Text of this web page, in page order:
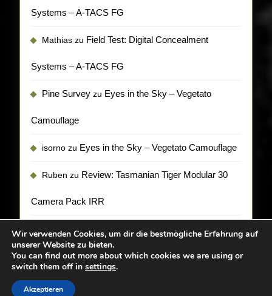
Systems – A-TACS FG
Mathias zu Field Test: Digital Concealment
Systems – A-TACS FG
Pine Survey zu Eyes in the Sky – Vegetato
Camouflage
isorno zu Eyes in the Sky – Vegetato Camouflage
Ruben zu Review: Tasmanian Tiger Modular 30
Camera Pack IRR
Camp WordPress Theme
Wir verwenden Cookies, um dir die bestmögliche Erfahrung auf
unserer Website zu bieten.
You can find out more about which cookies we are using or
switch them off in settings.
Akzeptieren